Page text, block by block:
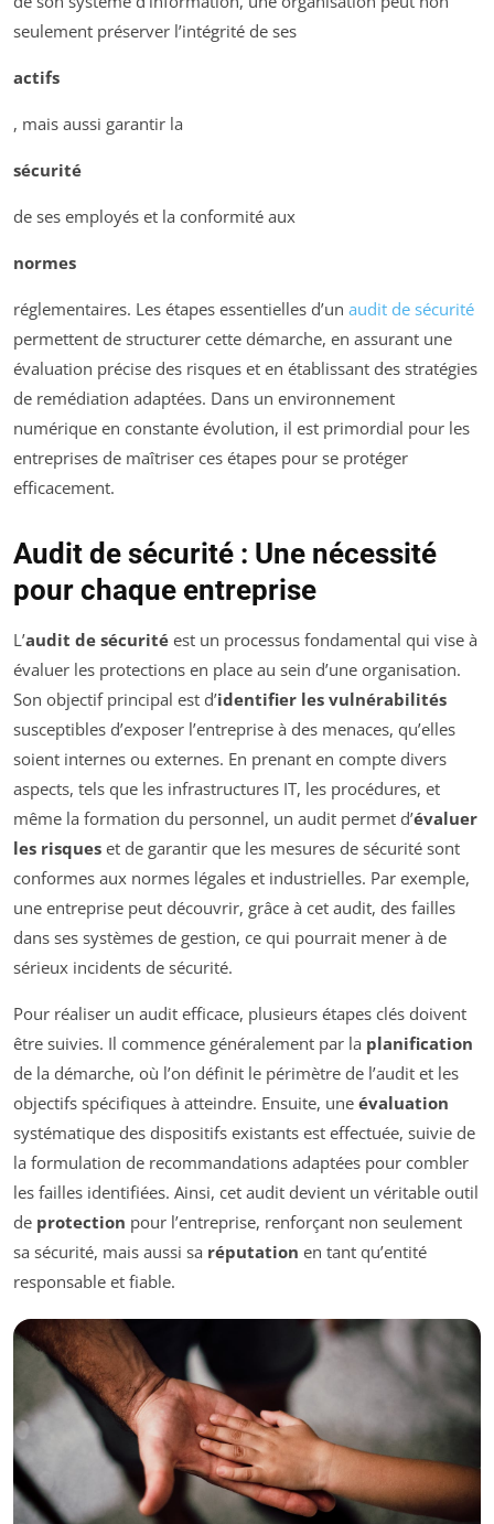
seulement préserver l’intégrité de ses
actifs
, mais aussi garantir la
sécurité
de ses employés et la conformité aux
normes
réglementaires. Les étapes essentielles d’un audit de sécurité
permettent de structurer cette démarche, en assurant une
évaluation précise des risques et en établissant des stratégies
de remédiation adaptées. Dans un environnement
numérique en constante évolution, il est primordial pour les
entreprises de maîtriser ces étapes pour se protéger
efficacement.
Audit de sécurité : Une nécessité
pour chaque entreprise
L’audit de sécurité est un processus fondamental qui vise à
évaluer les protections en place au sein d’une organisation.
Son objectif principal est d’identifier les vulnérabilités
susceptibles d’exposer l’entreprise à des menaces, qu’elles
soient internes ou externes. En prenant en compte divers
aspects, tels que les infrastructures IT, les procédures, et
même la formation du personnel, un audit permet d’évaluer
les risques et de garantir que les mesures de sécurité sont
conformes aux normes légales et industrielles. Par exemple,
une entreprise peut découvrir, grâce à cet audit, des failles
dans ses systèmes de gestion, ce qui pourrait mener à de
sérieux incidents de sécurité.
Pour réaliser un audit efficace, plusieurs étapes clés doivent
être suivies. Il commence généralement par la planification
de la démarche, où l’on définit le périmètre de l’audit et les
objectifs spécifiques à atteindre. Ensuite, une évaluation
systématique des dispositifs existants est effectuée, suivie de
la formulation de recommandations adaptées pour combler
les failles identifiées. Ainsi, cet audit devient un véritable outil
de protection pour l’entreprise, renforçant non seulement
sa sécurité, mais aussi sa réputation en tant qu’entité
responsable et fiable.